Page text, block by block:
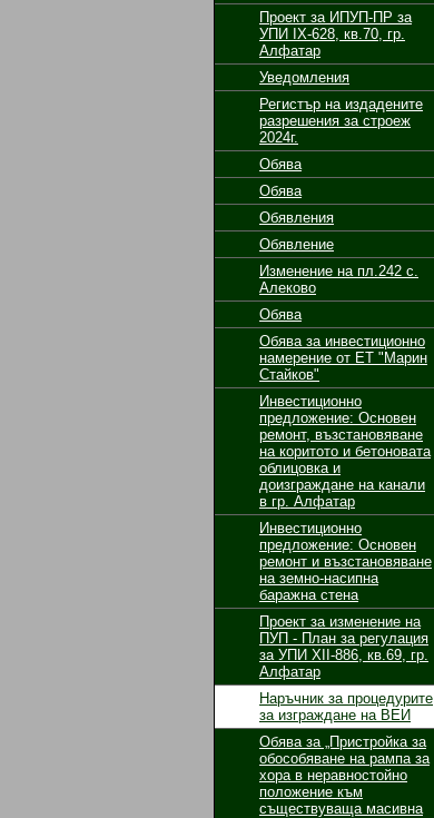
Проект за ИПУП-ПР за
УПИ ІХ-628, кв.70, гр.
Алфатар
Уведомления
Регистър на издадените
разрешения за строеж
2024г.
Обява
Обява
Обявления
Обявление
Изменение на пл.242 с.
Алеково
Обява
Обява за инвестиционно
намерение от ЕТ "Марин
Стайков"
Инвестиционно
предложение: Основен
ремонт, възстановяване
на коритото и бетоновата
облицовка и
доизграждане на канали
в гр. Алфатар
Инвестиционно
предложение: Основен
ремонт и възстановяване
на земно-насипна
баражна стена
Проект за изменение на
ПУП - План за регулация
за УПИ ХІІ-886, кв.69, гр.
Алфатар
Наръчник за процедурите
за изграждане на ВЕИ
Обява за „Пристройка за
обособяване на рампа за
хора в неравностойно
положение към
съществуваща масивна